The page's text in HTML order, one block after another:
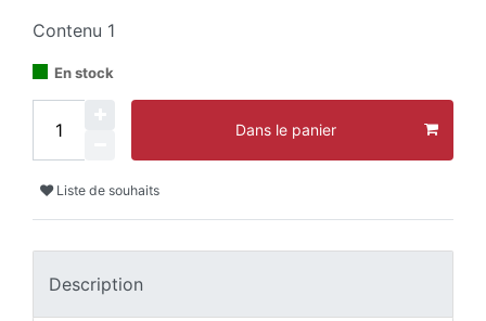
Contenu 1
En stock
Dans le panier
Liste de souhaits
Description